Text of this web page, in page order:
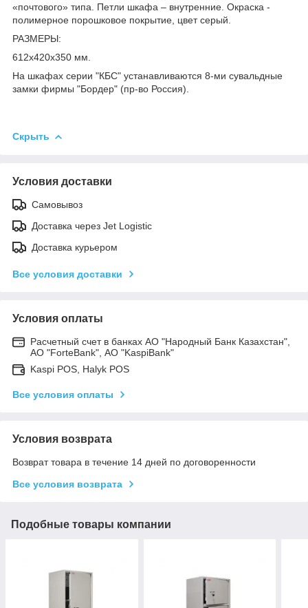
«почтового» типа. Петли шкафа – внутренние. Окраска -
полимерное порошковое покрытие, цвет серый.
РАЗМЕРЫ:
612х420х350 мм.
На шкафах серии "КБС" устанавливаются 8-ми сувальдные
замки фирмы "Бордер" (пр-во Россия).
Скрыть
Условия доставки
Самовывоз
Доставка через Jet Logistic
Доставка курьером
Все условия доставки
Условия оплаты
Расчетный счет в банках АО "Народный Банк Казахстан",
АО "ForteBank", АО "KaspiBank"
Kaspi POS, Halyk POS
Все условия оплаты
Условия возврата
Возврат товара в течение 14 дней по договоренности
Все условия возврата
Подобные товары компании